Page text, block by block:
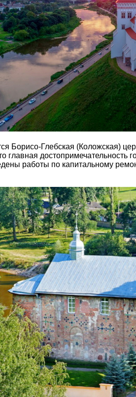
Борисо-Глебская (Коложская)
главная достопримечательность
работы по капитальному